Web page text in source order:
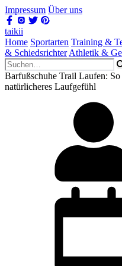
Impressum Über uns
taikii
Home Sportarten Training &
& Schiedsrichter Athletik &
Barfußschuhe Trail Laufen:
natürlicheres Laufgefühl